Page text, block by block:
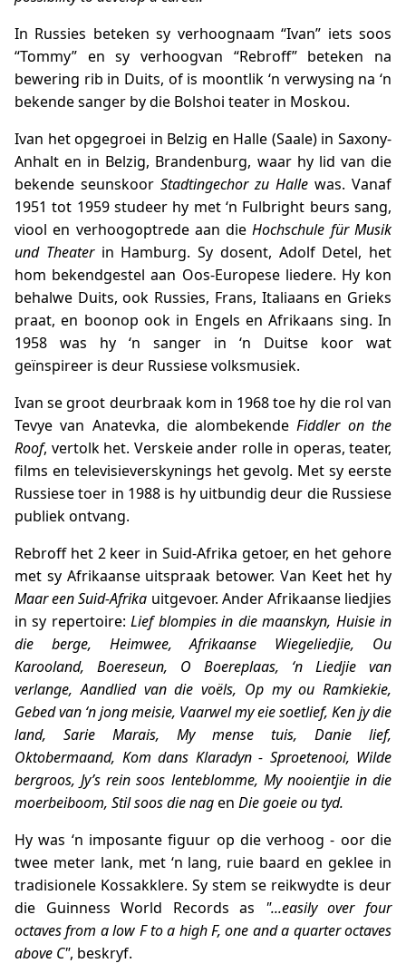
In Russies beteken sy verhoognaam “Ivan” iets soos
“Tommy” en sy verhoogvan “Rebroff” beteken na
bewering rib in Duits, of is moontlik ‘n verwysing na ‘n
bekende sanger by die Bolshoi teater in Moskou.
Ivan het opgegroei in Belzig en Halle (Saale) in Saxony-
Anhalt en in Belzig, Brandenburg, waar hy lid van die
bekende seunskoor Stadtingechor zu Halle was. Vanaf
1951 tot 1959 studeer hy met ‘n Fulbright beurs sang,
viool en verhoogoptrede aan dieHochschule für Musik
und Theaterin Hamburg. Sy dosent, Adolf Detel, het
hom bekendgestel aan Oos-Europese liedere. Hy kon
behalwe Duits, ook Russies, Frans, Italiaans en Grieks
praat, en boonop ook in Engels en Afrikaans sing. In
1958 was hy ‘n sanger in ‘n Duitse koor wat
geïnspireer is deur Russiese volksmusiek.
Ivan se groot deurbraak kom in 1968 toe hy die rol van
Tevye van Anatevka, die alombekendeFiddler on the
Roof, vertolk het. Verskeie ander rolle in operas, teater,
films en televisieverskynings het gevolg. Met sy eerste
Russiese toer in 1988 is hy uitbundig deur die Russiese
publiek ontvang.
Rebroff het 2 keer in Suid-Afrika getoer, en het gehore
met sy Afrikaanse uitspraak betower. Van Keet het hy
Maar een Suid-Afrika uitgevoer. Ander Afrikaanse liedjies
in sy repertoire:Lief blompies in die maanskyn, Huisie in
die berge, Heimwee, Afrikaanse Wiegeliedjie, Ou
Karooland, Boereseun, O Boereplaas, ‘n Liedjie van
verlange, Aandlied van die voëls, Op my ou Ramkiekie,
Gebed van ‘n jong meisie, Vaarwel my eie soetlief, Ken jy die
land, Sarie Marais, My mense tuis, Danie lief,
Oktobermaand, Kom dans Klaradyn - Sproetenooi, Wilde
bergroos, Jy’s rein soos lenteblomme, My nooientjie in die
moerbeiboom, Stil soos die nagen Die goeie ou tyd.
Hy was ‘n imposante figuur op die verhoog - oor die
twee meter lank, met ‘n lang, ruie baard en geklee in
tradisionele Kossakklere. Sy stem se reikwydte is deur
die Guinness World Records as "...easily over four
octaves from a low F to a high F, one and a quarter octaves
above C", beskryf.